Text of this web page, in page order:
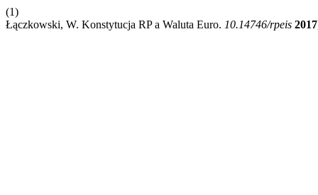
(1)
Łączkowski, W. Konstytucja RP a Waluta Euro. 10.14746/rpeis 2017